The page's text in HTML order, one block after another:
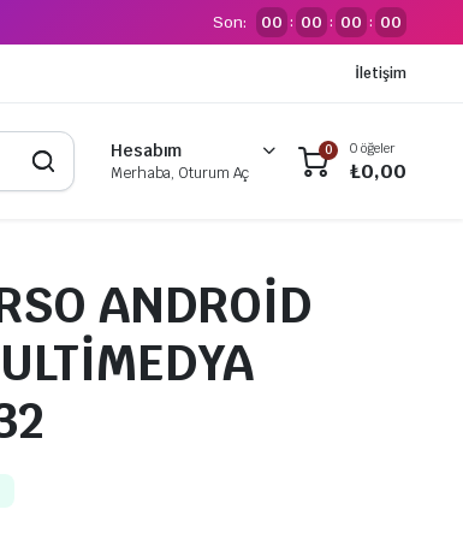
Son: 00 : 00 : 00 : 00
İletişim
Hesabım
Merhaba, Oturum Aç
0 0 öğeler
₺0,00
ANDROİD